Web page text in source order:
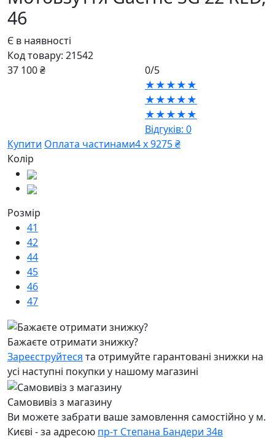
46
Є в наявності
Код товару: 21542
37 100 ₴
0/5
★★★★★
★★★★★
★★★★★
Відгуків: 0
Купити Оплата частинами4 х 9275 ₴
Колір
Розмір
41
42
44
45
46
47
Бажаєте отримати знижку?
Зареєструйтеся та отримуйте гарантовані знижки на
усі наступні покупки у нашому магазині
Самовивіз з магазину
Ви можете забрати ваше замовлення самостійно у м.
Києві - за адресою пр-т Степана Бандери 34в